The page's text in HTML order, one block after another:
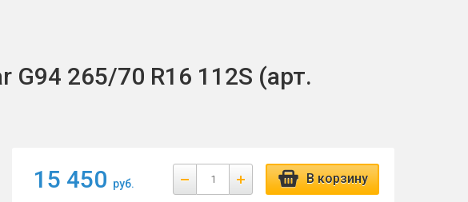
265/70 R16 112S (арт.
15 450 руб. В корзину